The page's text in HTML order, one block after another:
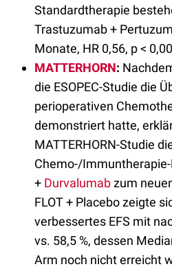
Standardtherapie
Trastuzumab +
Monate, HR 0,56, p <
MATTERHORN:
die ESOPEC-Studie die
perioperativen
demonstriert hatte,
MATTERHORN-Studie
Chemo-/
+ Durvalumabzum
FLOT + Placebo zeigte
verbessertes EFS mit
vs. 58,5 %, dessen
Arm noch nicht erreicht